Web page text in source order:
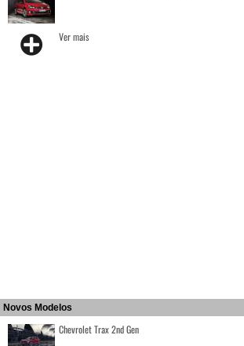
Ver mais
Novos Modelos
Chevrolet Trax 2nd Gen